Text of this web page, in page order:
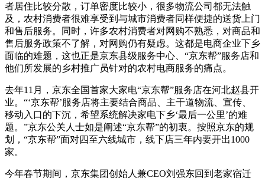
者居住比较分散，订单密度比较小，很多物流公司都无法触
及，农村消费者很难享受到与城市消费者同样便捷的送货上门
和售后服务。同时，许多农村消费者对网购不熟悉，对商品和
售后服务政策不了解，对网购仍有疑虑。这都是电商企业下乡
面临的难题，这也正是京东县级服务中心、“京东帮”服务店和
他们所发展的乡村推广员针对的农村电商服务的痛点。
去年11月，京东全国首家大家电“京东帮”服务店在河北赵县开
业。“‘京东帮’服务店将主要结合商品、主干道物流、宣传、
移动入口的下沉，希望系统解决家电下乡‘最后一公里’的难
题。”京东公关人士如是阐述“京东帮”的初衷。按照京东的规
划，“京东帮”面对四至六线城市，线下店三年内要开出1000
家。
今年春节期间，京东集团创始人兼CEO刘强东回到老家宿迁